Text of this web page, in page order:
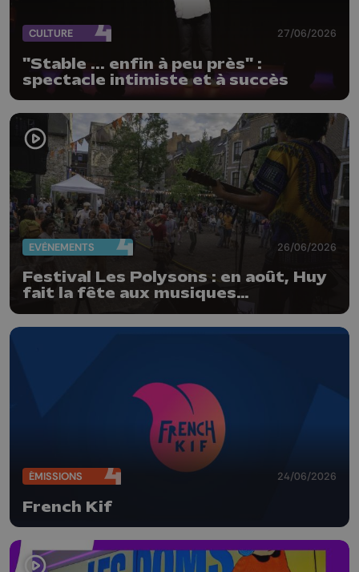
CULTURE 27/06/2026
"Stable ... enfin à peu près" :
spectacle intimiste et à succès
EVÈNEMENTS 26/06/2026
Festival Les Polysons : en août, Huy
fait la fête aux musiques
ÉMISSIONS 24/06/2026
French Kif